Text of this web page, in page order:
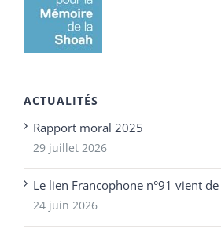
ACTUALITÉS
Rapport moral 2025
29 juillet 2026
Le lien Francophone n°91 vient
24 juin 2026